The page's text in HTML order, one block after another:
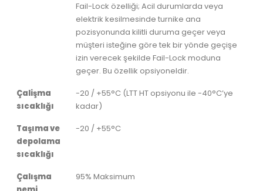
Fail-Lock özelliği; Acil durumlarda veya
elektrik kesilmesinde turnike ana
pozisyonunda kilitli duruma geçer veya
müşteri isteğine göre tek bir yönde geçişe
izin verecek şekilde Fail-Lock moduna
geçer. Bu özellik opsiyoneldir.
Çalişma
sıcaklığı
-20 / +55°C (LTT HT opsiyonu ile -40°C’ye
kadar)
Taşıma ve
depolama
sıcaklığı
-20 / +55°C
Çalışma
95% Maksimum